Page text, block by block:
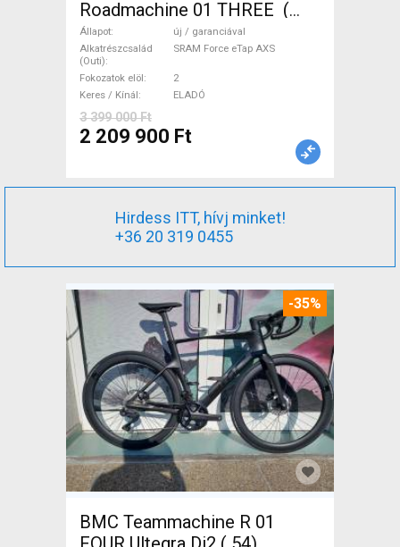
Roadmachine 01 THREE (
54) Országúti SRAM Force
eTap AXS tárcsafék új /
garanciával ELADÓ
Állapot
új / garanciával
Alkatrészcsalád
(Outi)
SRAM Force eTap AXS
Fokozatok elöl
2
Keres / Kínál
ELADÓ
3 399 000 Ft
2 209 900 Ft
Hirdess ITT, hívj minket!
+36 20 319 0455
-35%
BMC Teammachine R 01